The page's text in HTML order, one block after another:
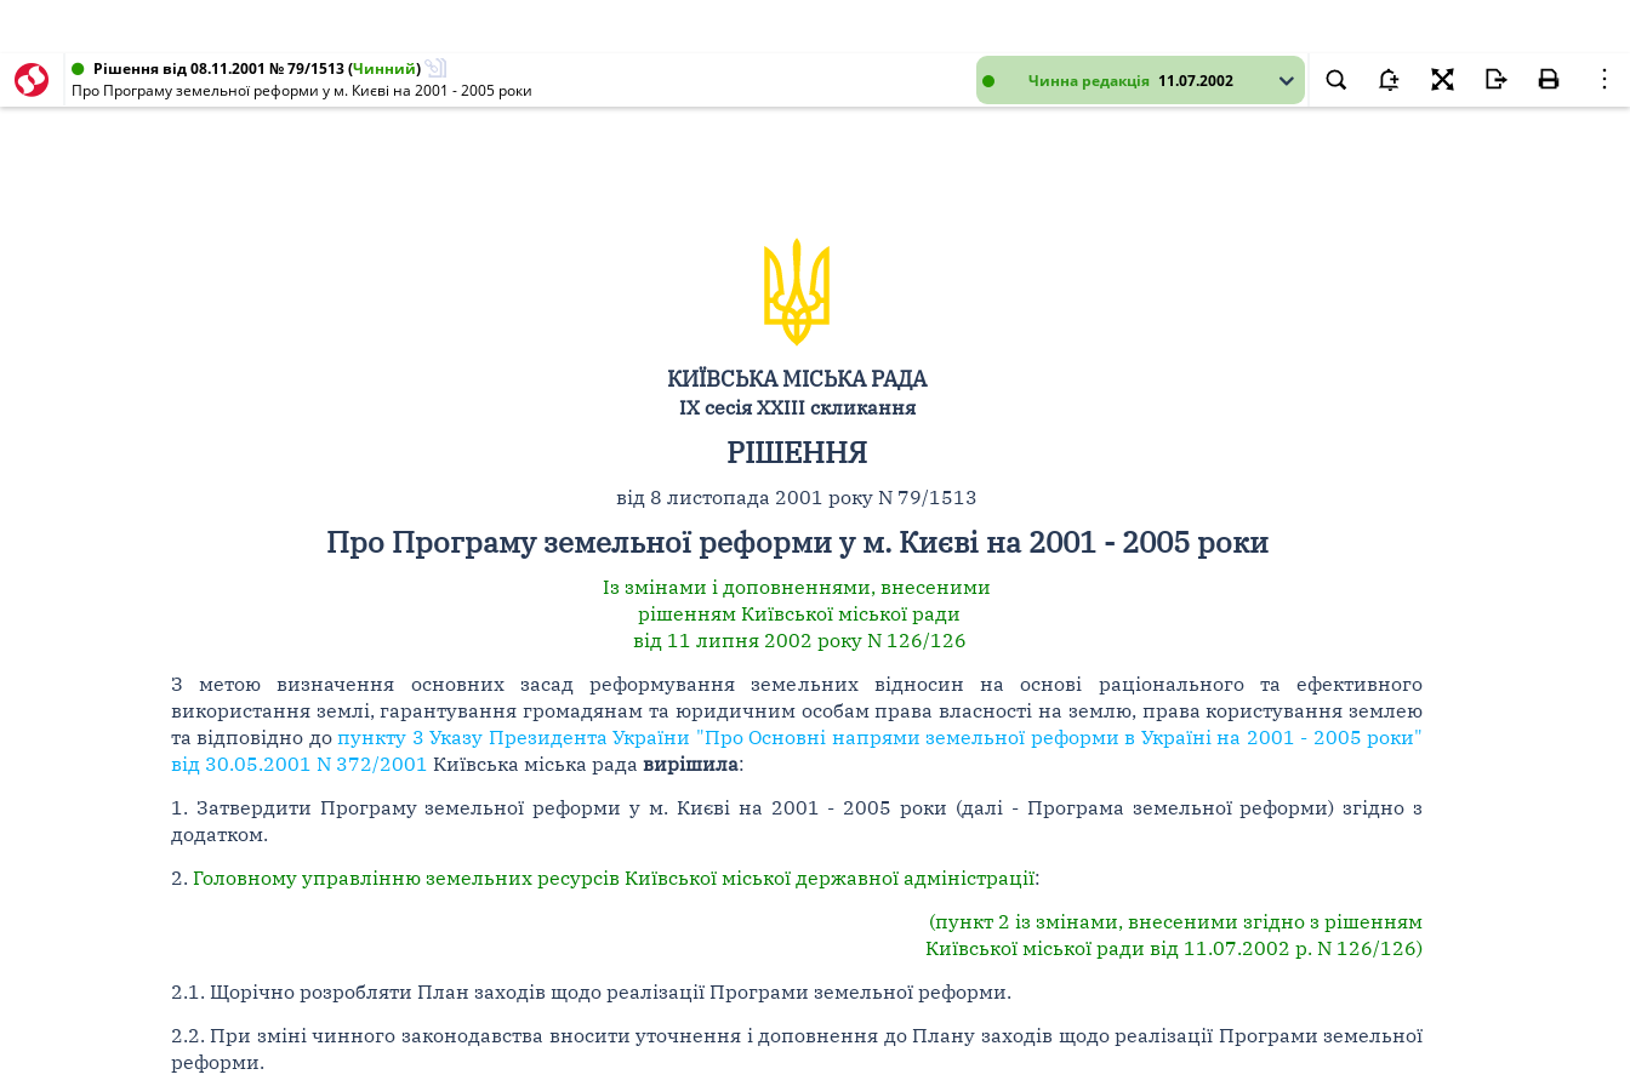
Чинна редакція 11.07.2002
Рішення від 08.11.2001 № 79/1513(Чинний)
Про Програму земельної реформи у м. Києві на 2001 - 2005 роки
КИЇВСЬКА МІСЬКА РАДА
IX сесія XXIII скликання
РІШЕННЯ
від 8 листопада 2001 року N 79/1513
Про Програму земельної реформи у м. Києві на 2001 - 2005 роки
Із змінами і доповненнями, внесеними
рішенням Київської міської ради
від 11 липня 2002 року N 126/126
З метою визначення основних засад реформування земельних відносин на основі раціонального та ефективного
використання землі, гарантування громадянам та юридичним особам права власності на землю, права користування землею
та відповідно допункту 3 Указу Президента України "Про Основні напрями земельної реформи в Україні на 2001 - 2005 роки"
від 30.05.2001 N 372/2001 Київська міська рада вирішила:
1. Затвердити Програму земельної реформи у м. Києві на 2001 - 2005 роки (далі - Програма земельної реформи) згідно з
додатком.
2. Головному управлінню земельних ресурсів Київської міської державної адміністрації:
(пункт 2 із змінами, внесеними згідно з рішенням
Київської міської ради від 11.07.2002 р. N 126/126)
2.1. Щорічно розробляти План заходів щодо реалізації Програми земельної реформи.
2.2. При зміні чинного законодавства вносити уточнення і доповнення до Плану заходів щодо реалізації Програми земельної
реформи.